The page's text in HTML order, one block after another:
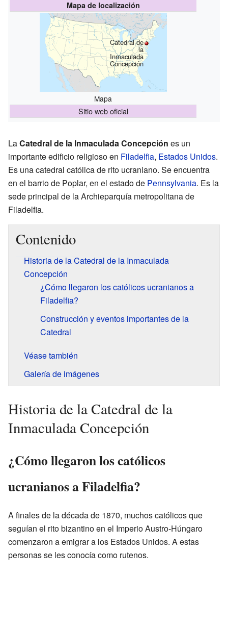
Mapa de localización
Catedral de
la
Inmaculada
Concepción
Mapa
Sitio web oficial
LaCatedral de la Inmaculada Concepción es un
importante edificio religioso en Filadelfia, Estados Unidos.
Es una catedral católica de rito ucraniano. Se encuentra
en el barrio de Poplar, en el estado de Pennsylvania. Es la
sede principal de la Archieparquía metropolitana de
Filadelfia.
Contenido
Historia de la Catedral de la Inmaculada
Concepción
¿Cómo llegaron los católicos ucranianos a
Filadelfia?
Construcción y eventos importantes de la
Catedral
Véase también
Galería de imágenes
Historia de la Catedral de la
Inmaculada Concepción
¿Cómo llegaron los católicos
ucranianos a Filadelfia?
A finales de la década de 1870, muchos católicos que
seguían el rito bizantino en el Imperio Austro-Húngaro
comenzaron a emigrar a los Estados Unidos. A estas
personas se les conocía como rutenos.